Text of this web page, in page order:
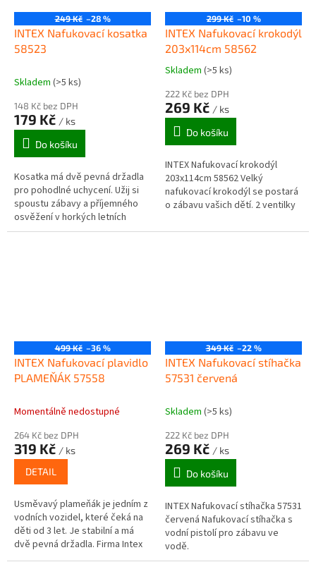
249 Kč –28 %
INTEX Nafukovací kosatka
58523
Skladem (>5 ks)
148 Kč bez DPH
179 Kč / ks
Do košíku
Kosatka má dvě pevná držadla
pro pohodlné uchycení. Užij si
spoustu zábavy a příjemného
osvěžení v horkých letních
dnech. Kosatka je vhodná pro
299 Kč –10 %
INTEX Nafukovací krokodýl
203x114cm 58562
Průměrné
produktu
je
5,0
hvězdiček.
Skladem (>5 ks)
222 Kč bez DPH
269 Kč / ks
Do košíku
INTEX Nafukovací krokodýl
203x114cm 58562 Velký
nafukovací krokodýl se postará
o zábavu vašich dětí. 2 ventilky
úchyty. Součástí balení je
499 Kč –36 %
INTEX Nafukovací plavidlo
PLAMEŇÁK 57558
Momentálně nedostupné
264 Kč bez DPH
319 Kč / ks
DETAIL
Usměvavý plameňák je jedním z
vodních vozidel, které čeká na
děti od 3 let. Je stabilní a má
dvě pevná držadla. Firma Intex
obhajuje svoji kvalitu výrobků
349 Kč –22 %
INTEX Nafukovací stíhačka
57531 červená
Skladem (>5 ks)
222 Kč bez DPH
269 Kč / ks
Do košíku
INTEX Nafukovací stíhačka 57531
červená Nafukovací stíhačka s
vodní pistolí pro zábavu ve
vodě.